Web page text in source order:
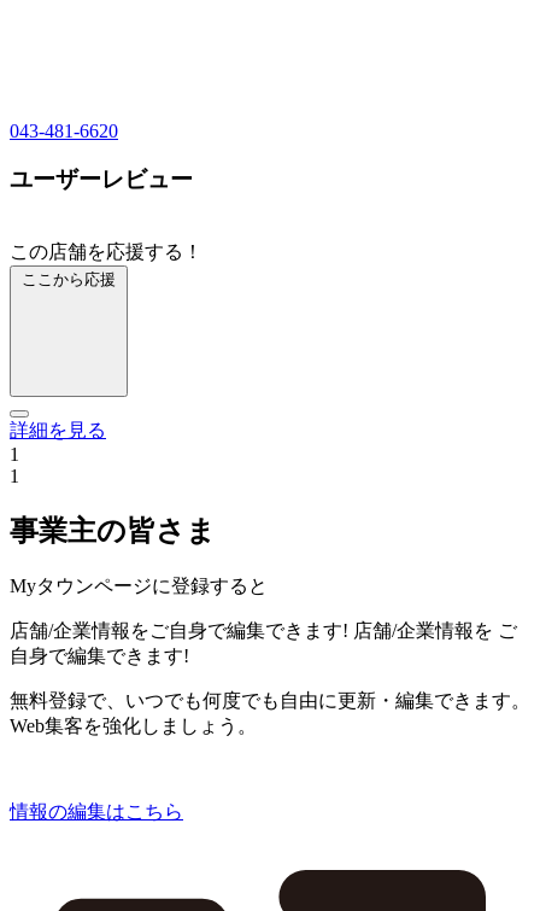
043-481-6620
ユーザーレビュー
この店舗を応援する！
ここから応援
詳細を見る
1
1
事業主の皆さま
Myタウンページに登録すると
店舗/企業情報をご自身で編集できます! 店舗/企業情報を ご
自身で編集できます!
無料登録で、いつでも何度でも自由に更新・編集できます。
Web集客を強化しましょう。
情報の編集はこちら